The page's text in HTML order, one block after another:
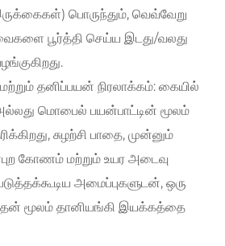
பொருந்தும், வெவ்வேறு
பூர்த்தி செய்ய இடது/வலது
தனிப்பயன் நிரலாக்கம்: கையில்
மொபைல் பயன்பாட்டின் மூலம்
சுழற்சி பாதை, முன்னும்
கோணம் மற்றும் உயர அடைவு
அமைப்புகளுடன், ஒரு
மூலம் தானியங்கி இயக்கத்தை